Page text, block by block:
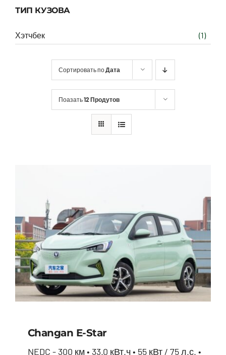
ТИП КУЗОВА
Хэтчбек (1)
Сортировать по Дата
Поазать12 Продутов
Changan E-Star
NEDC - 300 км • 33.0 кВт.ч • 55 кВт / 75 л.с. •